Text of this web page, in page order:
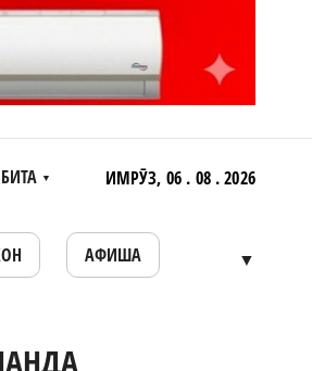
▼ ИМРӮЗ, 06 . 08 . 2026
АФИША ▼